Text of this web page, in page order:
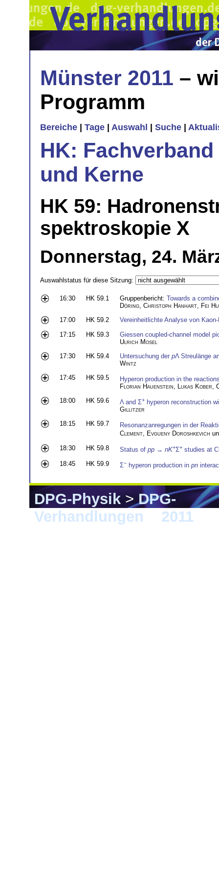
Münster 2011 –
Programm
Bereiche Tage Auswahl Suche
HK:
und Kerne
HK 59:
spektroskopie X
Donnerstag, 24.
Auswahlstatus für diese Sitzung:
16:30 HK 59.1 Gruppenbericht: Towards a
Döring Christoph Hanhart Fei
17:00
HK 59.2
Vereinheitlichte Analyse von
17:15
HK 59.3
Giessen coupled-channel model
Ulrich Mosel
17:30
HK 59.4 Untersuchung der pΛ Streulänge
Wintz
17:45
HK 59.5
Hyperon production in the
Florian Hauenstein
Lukas Kober
18:00
HK 59.6 Λ and Σ+ hyperon reconstruction
Gillitzer
18:15
HK 59.7
Resonanzanregungen in der
Clement, Evgueny Doroshkevich
18:30
HK 59.8 Status of pp → nK+Σ+ studies at
18:45
HK 59.9 Σ− hyperon production in pn
DPG-Physik>DPG-
Verhandlungen
2011